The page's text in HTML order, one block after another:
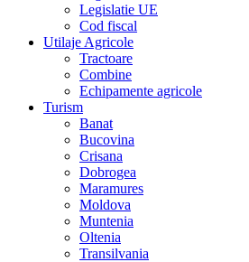
Legislatie UE
Cod fiscal
Utilaje Agricole
Tractoare
Combine
Echipamente agricole
Turism
Banat
Bucovina
Crisana
Dobrogea
Maramures
Moldova
Muntenia
Oltenia
Transilvania